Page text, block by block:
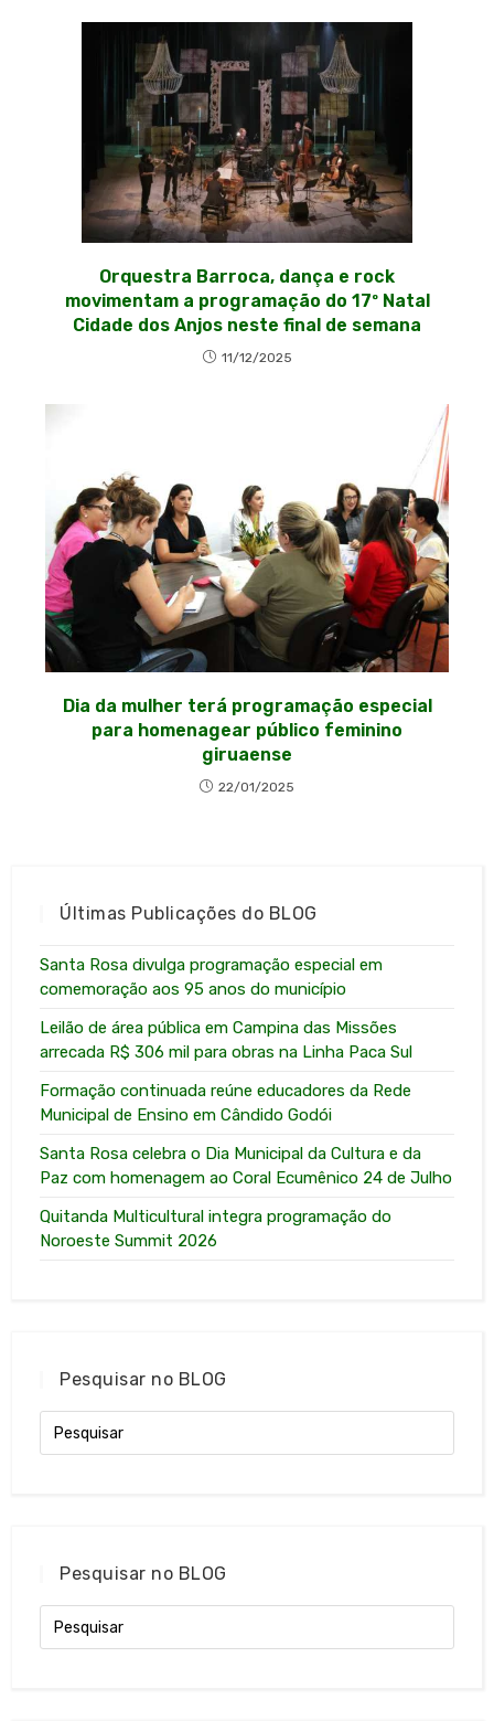
Orquestra Barroca, dança e rock
movimentam a programação do 17º Natal
Cidade dos Anjos neste final de semana
11/12/2025
Dia da mulher terá programação especial
para homenagear público feminino
giruaense
22/01/2025
Últimas Publicações do BLOG
Santa Rosa divulga programação especial em
comemoração aos 95 anos do município
Leilão de área pública em Campina das Missões
arrecada R$ 306 mil para obras na Linha Paca Sul
Formação continuada reúne educadores da Rede
Municipal de Ensino em Cândido Godói
Santa Rosa celebra o Dia Municipal da Cultura e da
Paz com homenagem ao Coral Ecumênico 24 de Julho
Quitanda Multicultural integra programação do
Noroeste Summit 2026
Pesquisar no BLOG
Pesquisar no BLOG